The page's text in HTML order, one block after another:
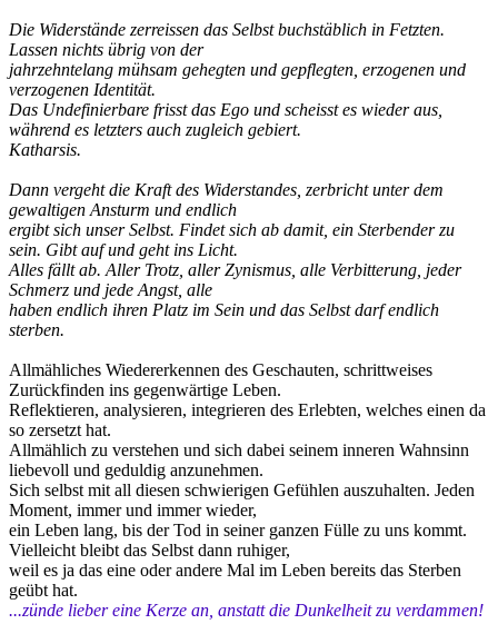
Die Widerstände zerreissen das Selbst buchstäblich in Fetzten.
Lassen nichts übrig von der
jahrzehntelang mühsam gehegten und gepflegten, erzogenen und
verzogenen Identität.
Das Undefinierbare frisst das Ego und scheisst es wieder aus,
während es letzters auch zugleich gebiert.
Katharsis.
Dann vergeht die Kraft des Widerstandes, zerbricht unter dem
gewaltigen Ansturm und endlich
ergibt sich unser Selbst. Findet sich ab damit, ein Sterbender zu
sein. Gibt auf und geht ins Licht.
Alles fällt ab. Aller Trotz, aller Zynismus, alle Verbitterung, jeder
Schmerz und jede Angst, alle
haben endlich ihren Platz im Sein und das Selbst darf endlich
sterben.
Allmähliches Wiedererkennen des Geschauten, schrittweises
Zurückfinden ins gegenwärtige Leben.
Reflektieren, analysieren, integrieren des Erlebten, welches einen da
so zersetzt hat.
Allmählich zu verstehen und sich dabei seinem inneren Wahnsinn
liebevoll und geduldig anzunehmen.
Sich selbst mit all diesen schwierigen Gefühlen auszuhalten. Jeden
Moment, immer und immer wieder,
ein Leben lang, bis der Tod in seiner ganzen Fülle zu uns kommt.
Vielleicht bleibt das Selbst dann ruhiger,
weil es ja das eine oder andere Mal im Leben bereits das Sterben
geübt hat.
...zünde lieber eine Kerze an, anstatt die Dunkelheit zu verdammen!